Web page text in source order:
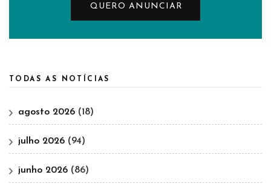
QUERO ANUNCIAR
TODAS AS NOTÍCIAS
agosto 2026 (18)
julho 2026 (94)
junho 2026 (86)